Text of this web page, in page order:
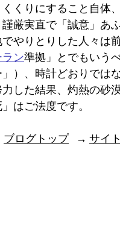
くくりにすること自体
厳実直で「誠意」あ
やりとりした人々は
ン準拠」とでもいう
）、時計どおりでは
力した結果、灼熱の砂
はご法度です。
ブログトップ
   →
サイ